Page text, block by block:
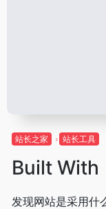
站长之家 站长工具
Built With
发现网站是采用什